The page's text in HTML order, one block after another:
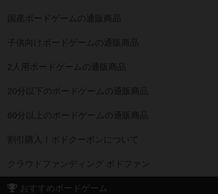
国産ボードゲームの通販商品
子供向けボードゲームの通販商品
2人用ボードゲームの通販商品
20分以下のボードゲームの通販商品
60分以上のボードゲームの通販商品
割引購入！ボドクーポンについて
クラウドファンディング ボドファン
おすすめボードゲーム